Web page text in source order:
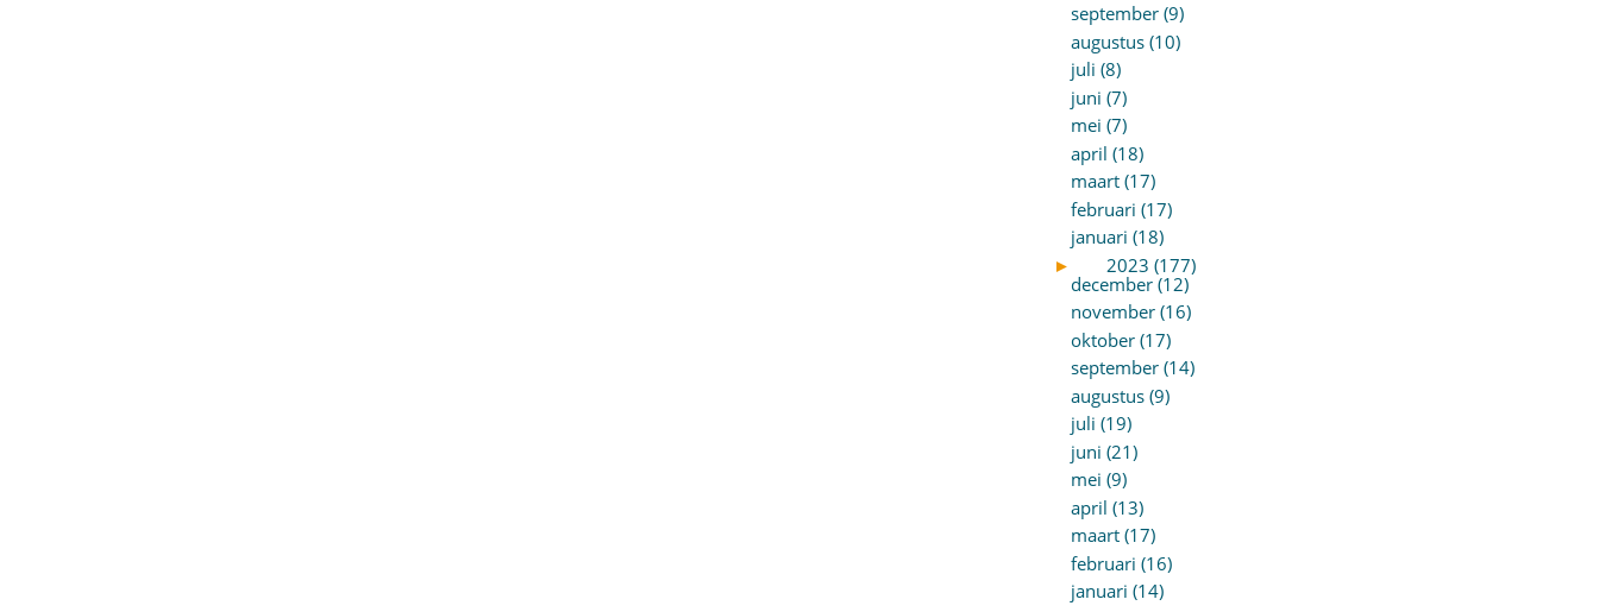
september (9)
augustus (10)
juli (8)
juni (7)
mei (7)
april (18)
maart (17)
februari (17)
januari (18)
►
2023 (177)
december (12)
november (16)
oktober (17)
september (14)
augustus (9)
juli (19)
juni (21)
mei (9)
april (13)
maart (17)
februari (16)
januari (14)